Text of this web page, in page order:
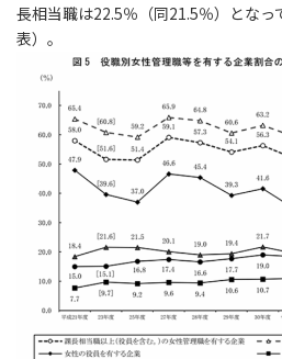
長相当職は22.5％（同21.5％）とな
表）。